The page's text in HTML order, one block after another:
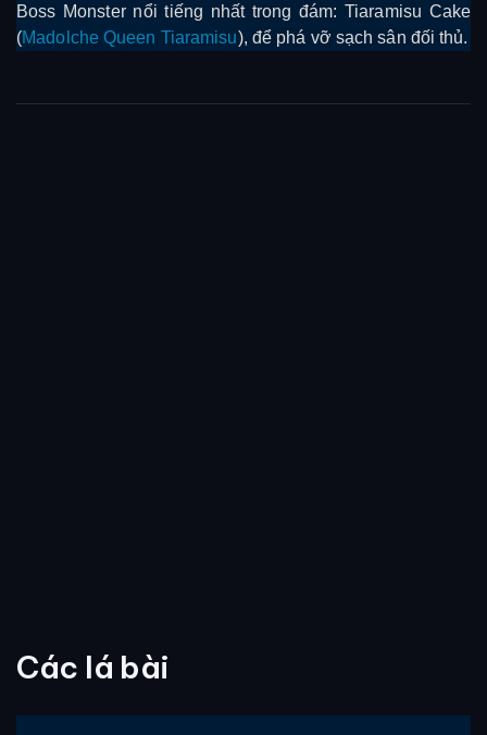
Boss Monster nổi tiếng nhất trong đám: Tiaramisu Cake
(Madolche Queen Tiaramisu), để phá vỡ sạch sân đối thủ.
Các lá bài